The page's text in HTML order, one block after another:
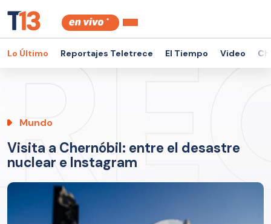
Lo Último Reportajes Teletrece El Tiempo Video
Mundo
Visita a Chernóbil: entre el desastre
nuclear e Instagram